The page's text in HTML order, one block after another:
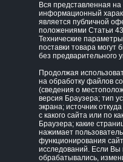
Вся представленная
информационный
является публичной
положениями Статьи
Технические
поставки товара
без предварительного
Продолжая
на обработку файлов
(сведения о
версия Браузера; тип
экрана; источник
с какого сайта или по
Браузера; какие
нажимает
функционирования
исследований. Если
обрабатывались,